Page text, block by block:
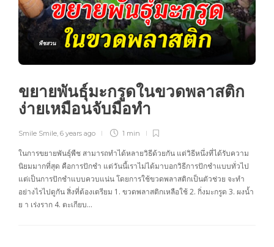
พืชสวน
ขยายพันธุ์มะกรูดในขวดพลาสติก
ง่ายเหมือนจับมือทำ
Smile Smile 6 years ago 1 min
ในการขยายพันธุ์พืช สามารถทำได้หลายวิธีด้วยกัน แต่วิธีหนึ่งที่ได้รับความ
นิยมมากที่สุด คือการปักชำ แต่วันนี้เราไม่ได้มาบอกวิธีการปักชำแบบทั่วไป
แต่เป็นการปักชำแบบควบแน่น โดยการใช้ขวดพลาสติกเป็นตัวช่วย จะทำ
อย่างไรไปดูกัน สิ่งที่ต้องเตรียม 1. ขวดพลาสติกเหลือใช้ 2. กิ่งมะกรูด 3. ผงน้ำ
ย า เร่งราก 4. ตะเกียบ…